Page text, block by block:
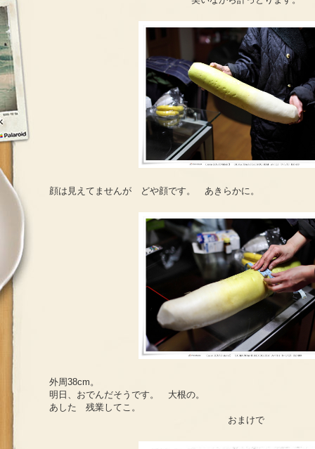
顔は見えてませんが どや顔です。 あきらかに。
外周38cm。
明日、おでんだそうです。 大根の。
あした 残業してこ。
おまけで